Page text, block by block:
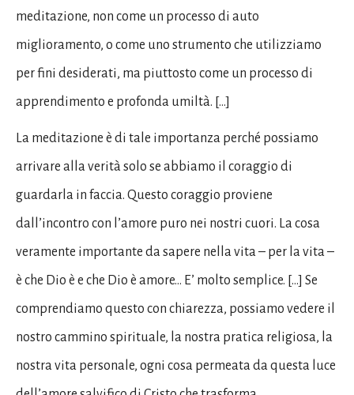
meditazione, non come un processo di auto
miglioramento, o come uno strumento che utilizziamo
per fini desiderati, ma piuttosto come un processo di
apprendimento e profonda umiltà. […]
La meditazione è di tale importanza perché possiamo
arrivare alla verità solo se abbiamo il coraggio di
guardarla in faccia. Questo coraggio proviene
dall’incontro con l’amore puro nei nostri cuori. La cosa
veramente importante da sapere nella vita – per la vita –
è che Dio è e che Dio è amore… E’ molto semplice. […] Se
comprendiamo questo con chiarezza, possiamo vedere il
nostro cammino spirituale, la nostra pratica religiosa, la
nostra vita personale, ogni cosa permeata da questa luce